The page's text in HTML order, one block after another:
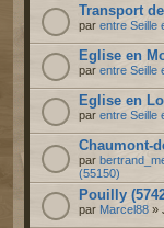
Transport
par entre Seille
Eglise en
par entre Seille
Eglise en
par entre Seille
Chaumont-
par
(55150)
Pouilly
par Marcel88 »